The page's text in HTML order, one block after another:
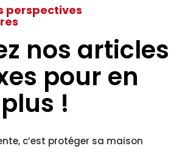
perspectives
nos articles
pour en
!
c’est protéger sa maison